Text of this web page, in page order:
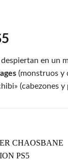
despiertan en un
(monstruos y
(cabezones